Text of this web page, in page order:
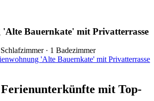
Bauernkate' mit Privatterrasse
· 1 Badezimmer
'Alte Bauernkate' mit Privatterrasse
mit Top-